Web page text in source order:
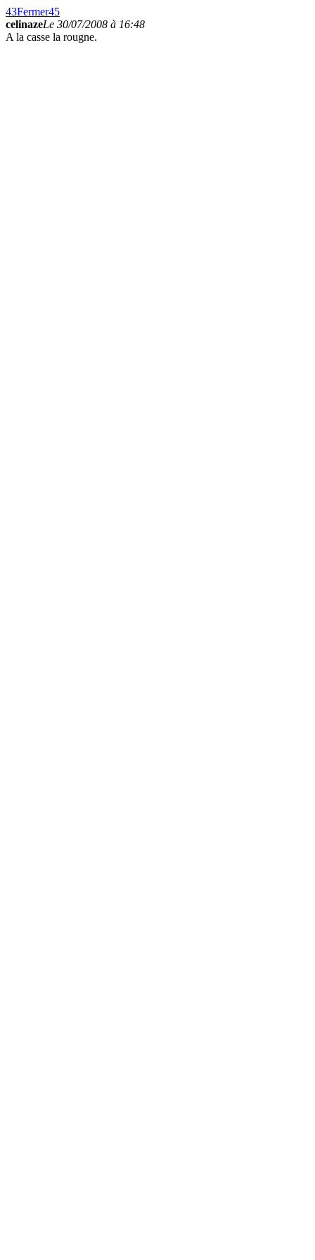
43Fermer45
celinazeLe 30/07/2008 à 16:48
A la casse la rougne.